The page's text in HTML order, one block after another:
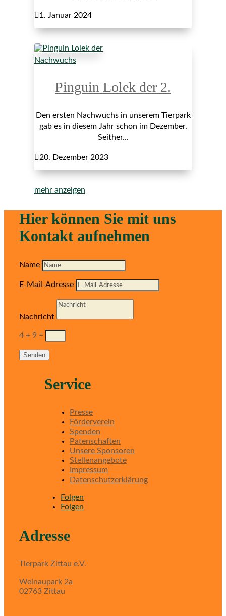
1. Januar 2024
Nachwuchs
Pinguin Lolek der 2.
Den ersten Nachwuchs in unserem Tierpark
gab es in diesem Jahr schon im Dezember.
Seither...
20. Dezember 2023
mehr anzeigen
Hier können Sie mit uns
Kontakt aufnehmen
Name
E-Mail-Adresse
Nachricht
4 + 9 =
Senden
Service
Presse
Förderverein
Spenden
Patenschaften
Unsere Sponsoren
Stellenangebote
Impressum
Datenschutzerklärung
Folgen
Folgen
Adresse
Tierpark Zittau e.V.
Weinaupark 2a
02763 Zittau